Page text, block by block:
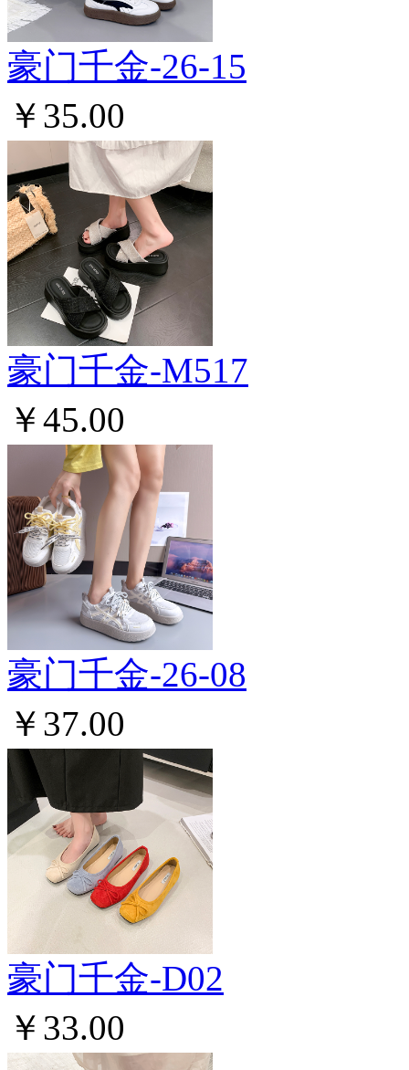
豪门千金-26-15
￥35.00
豪门千金-M517
￥45.00
豪门千金-26-08
￥37.00
豪门千金-D02
￥33.00